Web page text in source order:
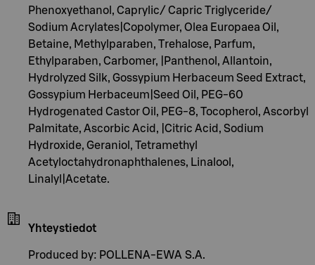
Phenoxyethanol, Caprylic/ Capric Triglyceride/
Sodium Acrylates|Copolymer, Olea Europaea Oil,
Betaine, Methylparaben, Trehalose, Parfum,
Ethylparaben, Carbomer, |Panthenol, Allantoin,
Hydrolyzed Silk, Gossypium Herbaceum Seed Extract,
Gossypium Herbaceum|Seed Oil, PEG-60
Hydrogenated Castor Oil, PEG-8, Tocopherol, Ascorbyl
Palmitate, Ascorbic Acid, |Citric Acid, Sodium
Hydroxide, Geraniol, Tetramethyl
Acetyloctahydronaphthalenes, Linalool,
Linalyl|Acetate.
Yhteystiedot
Produced by: POLLENA-EWA S.A.